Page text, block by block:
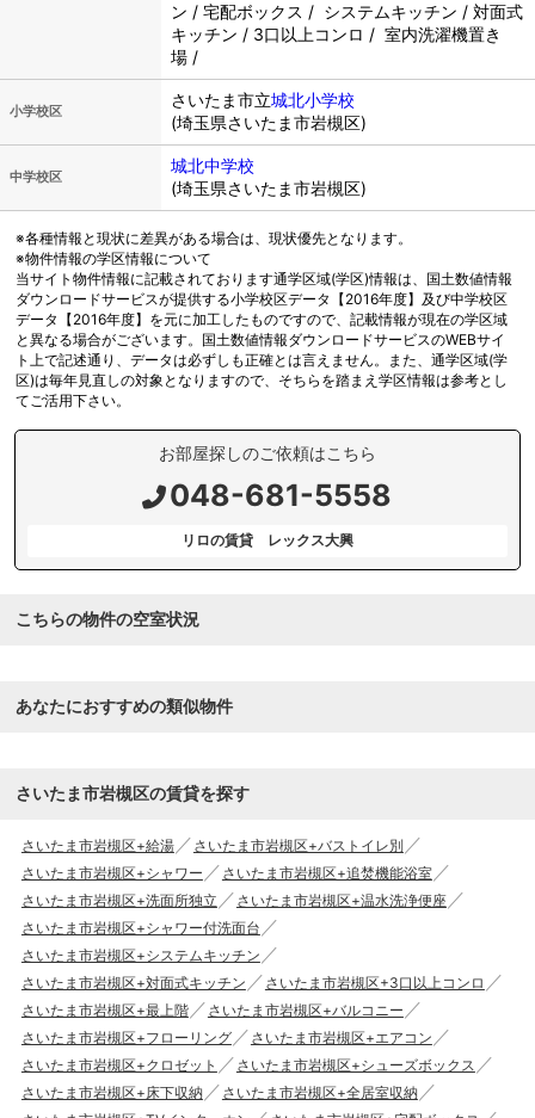
ン / 宅配ボックス / システムキッチン / 対面式
キッチン / 3口以上コンロ / 室内洗濯機置き
場 /
小学校区
さいたま市立城北小学校
(埼玉県さいたま市岩槻区)
中学校区
城北中学校
(埼玉県さいたま市岩槻区)
※各種情報と現状に差異がある場合は、現状優先となります。
※物件情報の学区情報について
当サイト物件情報に記載されております通学区域(学区)情報は、国土数値情報
ダウンロードサービスが提供する小学校区データ【2016年度】及び中学校区
データ【2016年度】を元に加工したものですので、記載情報が現在の学区域
と異なる場合がございます。国土数値情報ダウンロードサービスのWEBサイ
ト上で記述通り、データは必ずしも正確とは言えません。また、通学区域(学
区)は毎年見直しの対象となりますので、そちらを踏まえ学区情報は参考とし
てご活用下さい。
お部屋探しのご依頼はこちら
048-681-5558
リロの賃貸 レックス大興
こちらの物件の空室状況
あなたにおすすめの類似物件
さいたま市岩槻区の賃貸を探す
さいたま市岩槻区+給湯
さいたま市岩槻区+バストイレ別
さいたま市岩槻区+シャワー
さいたま市岩槻区+追焚機能浴室
さいたま市岩槻区+洗面所独立
さいたま市岩槻区+温水洗浄便座
さいたま市岩槻区+シャワー付洗面台
さいたま市岩槻区+システムキッチン
さいたま市岩槻区+対面式キッチン
さいたま市岩槻区+3口以上コンロ
さいたま市岩槻区+最上階
さいたま市岩槻区+バルコニー
さいたま市岩槻区+フローリング
さいたま市岩槻区+エアコン
さいたま市岩槻区+クロゼット
さいたま市岩槻区+シューズボックス
さいたま市岩槻区+床下収納
さいたま市岩槻区+全居室収納